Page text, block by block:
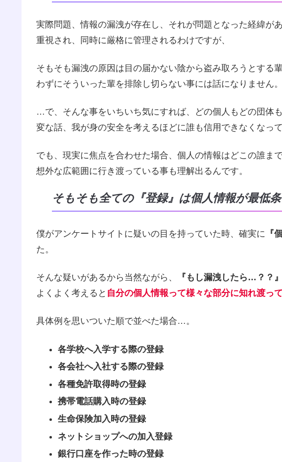
実際問題、情報の漏洩が存在し、それが問題となった経緯が
重視され、同時に厳格に管理されるわけですが、
そもそも漏洩の原因は目の届かない陰から盗み取ろうとする
わずにそういった輩を排除し切らない事には話になりません。
…で、そんな事をいちいち気にすれば、どの個人もどの団体
変な話、我が身の安全を考えるほどに誰も信用できなくなっ
でも、現実に焦点を合わせた場合、個人の情報はどこの誰ま
想外な広範囲に行き渡っている事も理解出るんです。
そもそも全ての『登録』は個人情報が最低
僕がアンケートサイトに疑いの目を持っていた時、確実に 『
た。
そんな疑いがあるから当然ながら、 『もし漏洩したら…？？』
よくよく考えると 自分の個人情報って様々な部分に知れ渡っ
具体例を思いついた順で並べた場合…。
各学校へ入学する際の登録
各会社へ入社する際の登録
各種免許取得時の登録
携帯電話購入時の登録
生命保険加入時の登録
ネットショップへの加入登録
銀行口座を作った時の登録